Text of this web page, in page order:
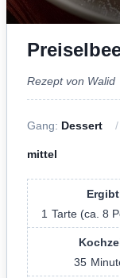
Rezept von Walid
Gang: Dessert
mittel
Ergibt
1 Tarte (ca. 8
35